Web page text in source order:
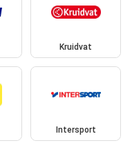
Kruidvat
Intersport